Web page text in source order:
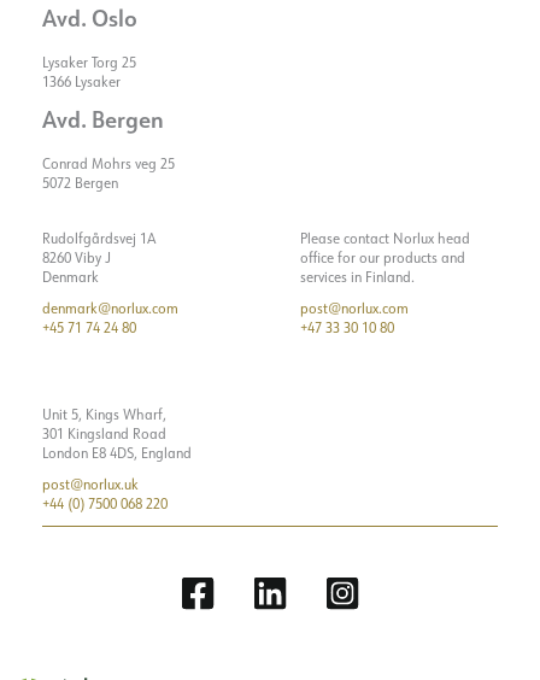
Avd. Oslo
Lysaker Torg 25
1366 Lysaker
Avd. Bergen
Conrad Mohrs veg 25
5072 Bergen
Rudolfgårdsvej 1A
8260 Viby J
Denmark
denmark@norlux.com
+45 71 74 24 80
Please contact Norlux head
office for our products and
services in Finland.
post@norlux.com
+47 33 30 10 80
Unit 5, Kings Wharf,
301 Kingsland Road
London E8 4DS, England
post@norlux.uk
+44 (0) 7500 068 220